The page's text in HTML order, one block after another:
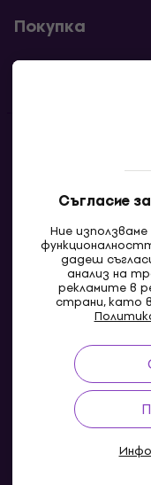
Съгласие
Ние
дадеш
анализ на
рекламите в
страни, като
Покупка
Полезни